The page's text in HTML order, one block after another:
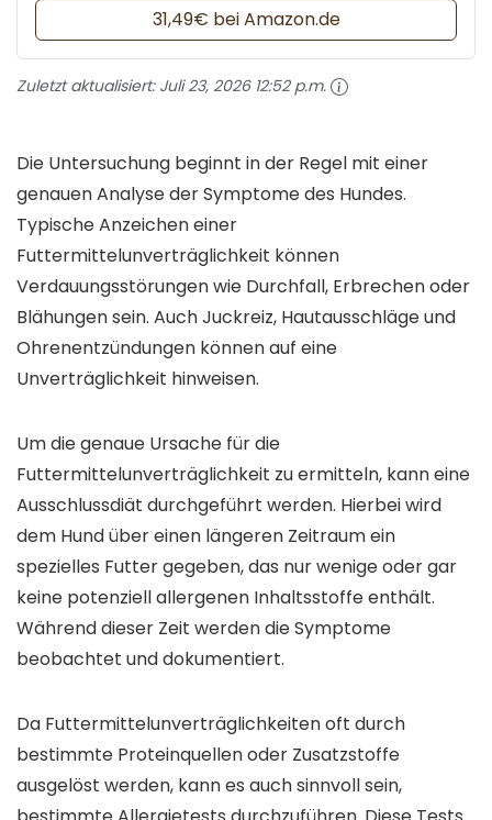
31,49€ bei Amazon.de
Zuletzt aktualisiert: Juli 23, 2026 12:52 p.m.
Die Untersuchung beginnt in der Regel mit einer
genauen Analyse der Symptome des Hundes.
Typische Anzeichen einer
Futtermittelunverträglichkeit können
Verdauungsstörungen wie Durchfall, Erbrechen oder
Blähungen sein. Auch Juckreiz, Hautausschläge und
Ohrenentzündungen können auf eine
Unverträglichkeit hinweisen.
Um die genaue Ursache für die
Futtermittelunverträglichkeit zu ermitteln, kann eine
Ausschlussdiät durchgeführt werden. Hierbei wird
dem Hund über einen längeren Zeitraum ein
spezielles Futter gegeben, das nur wenige oder gar
keine potenziell allergenen Inhaltsstoffe enthält.
Während dieser Zeit werden die Symptome
beobachtet und dokumentiert.
Da Futtermittelunverträglichkeiten oft durch
bestimmte Proteinquellen oder Zusatzstoffe
ausgelöst werden, kann es auch sinnvoll sein,